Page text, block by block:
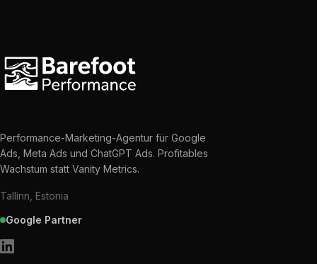
Performance-Marketing-Agentur für Google
Ads, Meta Ads und ChatGPT Ads. Profitables
Wachstum statt Vanity Metrics.
Tallinn, Estonia
Google Partner